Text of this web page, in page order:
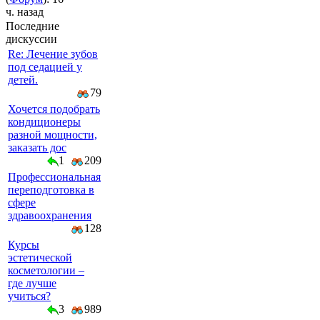
ч. назад
Последние
дискуссии
Re: Лечение зубов
под седацией у
детей.
79
Хочется подобрать
кондиционеры
разной мощности,
заказать дос
1
209
Профессиональная
переподготовка в
сфере
здравоохранения
128
Курсы
эстетической
косметологии –
где лучше
учиться?
3
989